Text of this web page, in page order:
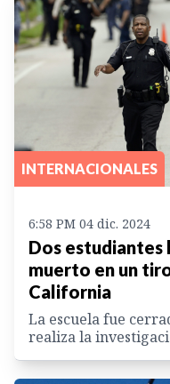
INTERNACIONALES
6:58 PM 04 dic. 2024
Dos estudiantes
muerto en un
California
La escuela fue
realiza la